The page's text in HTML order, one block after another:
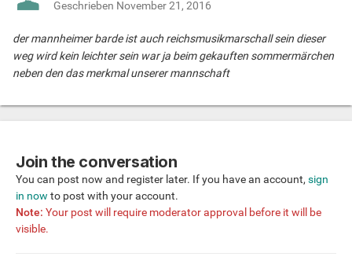
Geschrieben November 21, 2016
der mannheimer barde ist auch reichsmusikmarschall sein dieser
weg wird kein leichter sein war ja beim gekauften sommermärchen
neben den das merkmal unserer mannschaft
Join the conversation
You can post now and register later. If you have an account, sign
in now to post with your account.
Note: Your post will require moderator approval before it will be
visible.